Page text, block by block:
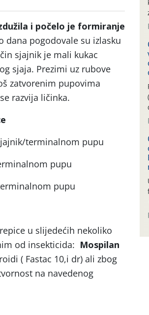
i počelo je formiranje
dana pogodovale su izlasku
sjajnik je mali kukac
sjaja. Prezimi uz rubove
zatvorenim pupovima
razvija ličinka.
terminalnom pupu
pupu
pupu
u slijedećih nekoliko
od insekticida: Mospilan
( Fastac 10,i dr) ali zbog
na navedenog